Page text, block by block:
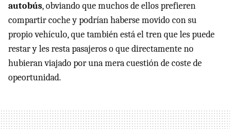
autobús, obviando que muchos de ellos prefieren
compartir coche y podrían haberse movido con su
propio vehículo, que también está el tren que les puede
restar y les resta pasajeros o que directamente no
hubieran viajado por una mera cuestión de coste de
opeortunidad.